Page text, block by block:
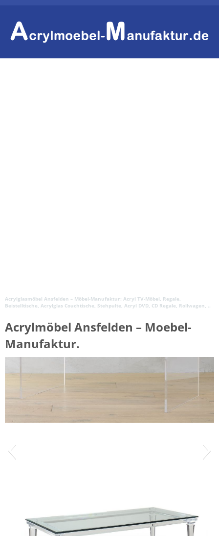
Acrylglasmöbel Ansfelden – Möbel-Manufaktur: Acryl TV-Möbel, Regale,
Beistelltische, Acrylglas Couchtische, Stehpulte, Acryl DVD, CD Regale, Rollwagen, ..
Acrylmöbel Ansfelden – Moebel-
Manufaktur.